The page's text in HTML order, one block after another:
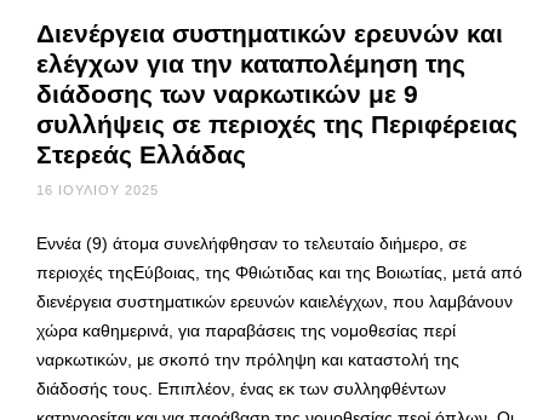
Διενέργεια συστηματικών ερευνών και
ελέγχων για την καταπολέμηση της
διάδοσης των ναρκωτικών με 9
συλλήψεις σε περιοχές της Περιφέρειας
Στερεάς Ελλάδας
16 ΙΟΥΛΊΟΥ 2025
Εννέα (9) άτομα συνελήφθησαν το τελευταίο διήμερο, σε
περιοχές τηςΕύβοιας, της Φθιώτιδας και της Βοιωτίας, μετά από
διενέργεια συστηματικών ερευνών καιελέγχων, που λαμβάνουν
χώρα καθημερινά, για παραβάσεις της νομοθεσίας περί
ναρκωτικών, με σκοπό την πρόληψη και καταστολή της
διάδοσής τους. Επιπλέον, ένας εκ των συλληφθέντων